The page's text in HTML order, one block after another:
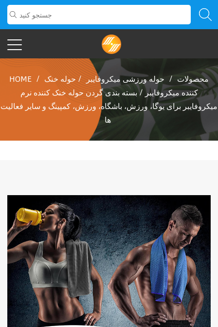
HOME / محصولات / حوله ورزشی میکروفایبر /حوله خنک
کننده میکروفایبر /بسته بندی گردن حوله خنک کننده نرم
میکروفایبر برای یوگا، ورزش، باشگاه، ورزش، کمپینگ و سایر فعالیت
ها